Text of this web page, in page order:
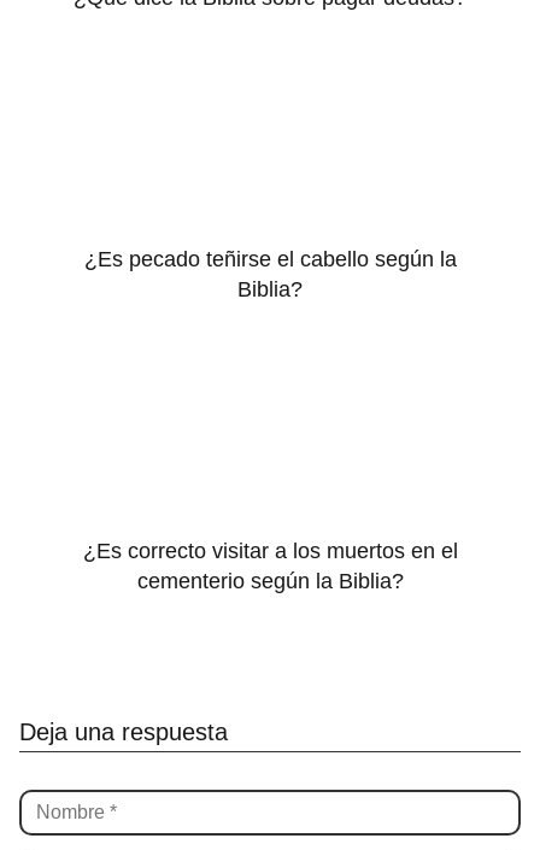
¿Es pecado teñirse el cabello según la
Biblia?
¿Es correcto visitar a los muertos en el
cementerio según la Biblia?
Deja una respuesta